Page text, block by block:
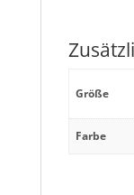
Größe
Farbe